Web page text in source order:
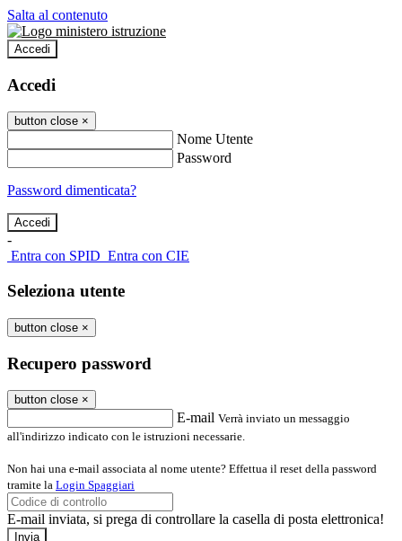
Salta al contenuto
Accedi
Accedi
button close ×
Nome Utente
Password
Password dimenticata?
-
Entra con SPID Entra con CIE
Seleziona utente
button close ×
Recupero password
button close ×
E-mail Verrà inviato un messaggio
all'indirizzo indicato con le istruzioni necessarie.
Non hai una e-mail associata al nome utente? Effettua il reset della password
tramite la Login Spaggiari
E-mail inviata, si prega di controllare la casella di posta elettronica!